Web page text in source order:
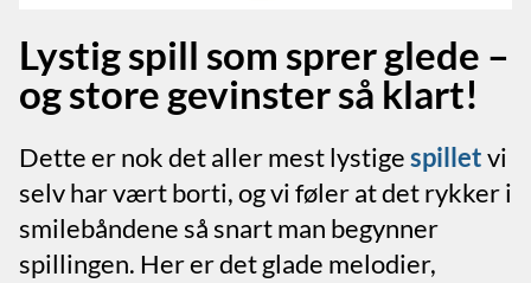
Lystig spill som sprer glede –
og store gevinster så klart!
Dette er nok det aller mest lystigespilletvi
selv har vært borti, og vi føler at det rykker i
smilebåndene så snart man begynner
spillingen. Her er det glade melodier,